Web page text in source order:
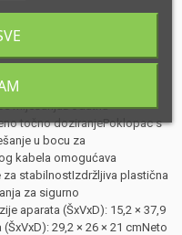
za brzo i učinkovito
brzineBroj brzina rada za
miješanjaDodatna
točno doziranjePoklopac s
u bocu za
kabela omogućava
stabilnostIzdržljiva plastična
za sigurno
aparata (ŠxVxD): 15,2 × 37,9
29,2 × 26 × 21 cmNeto